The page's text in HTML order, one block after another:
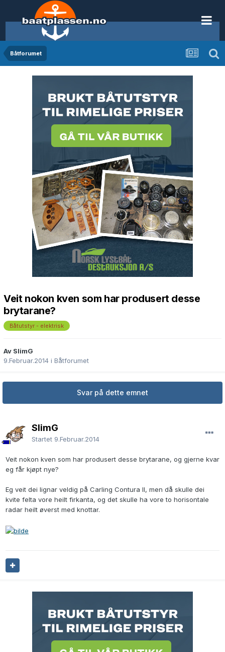
Båtforumet
Veit nokon kven som har produsert desse
brytarane?
Båtutstyr - elektrisk
Av SlimG
9.Februar.2014 i Båtforumet
Svar på dette emnet
SlimG
Startet 9.Februar.2014
Veit nokon kven som har produsert desse brytarane, og gjerne kvar
eg får kjøpt nye?
Eg veit dei lignar veldig på Carling Contura II, men då skulle dei
kvite felta vore heilt firkanta, og det skulle ha vore to horisontale
radar heilt øverst med knottar.